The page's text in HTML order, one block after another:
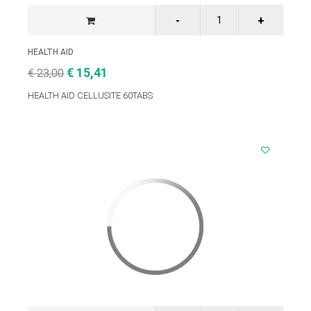
HEALTH AID
€ 23,00 € 15,41
HEALTH AID CELLUSITE 60TABS